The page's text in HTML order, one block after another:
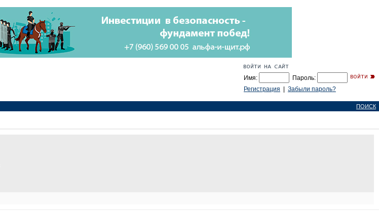
Имя:
Пароль:
Регистрация
Забыли пароль?
ПОИСК